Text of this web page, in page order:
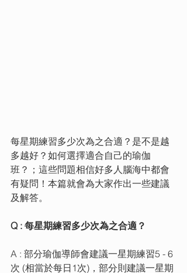
每星期練習多少次為之合適？是不是越
多越好？如何選擇適合自己的瑜伽
班？；這些問題相信好多人腦海中都會
有疑問！本篇就會為大家作出一些建議
及解答。
Q : 每星期練習多少次為之合適？
A : 部分瑜伽導師會建議一星期練習5 - 6
次 (相當於每日1次)，部分則建議一星期